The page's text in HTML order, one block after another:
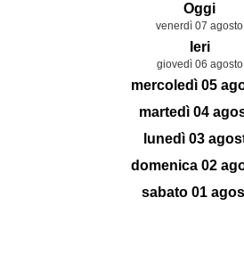
Oggi
venerdì 07 agosto
Ieri
giovedì 06 agosto
mercoledì 05
martedì 04
lunedì 03
domenica 02
sabato 01